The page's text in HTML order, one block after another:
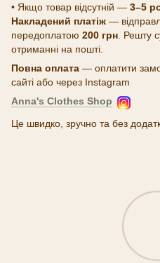
• Якщо товар відсутній — 3–5
Накладений платіж —
передоплатою 200 грн . Решту
отриманні на пошті.
Повна оплата — оплатити
сайті або через Instagram
Anna's Clothes Shop
Це швидко, зручно та без